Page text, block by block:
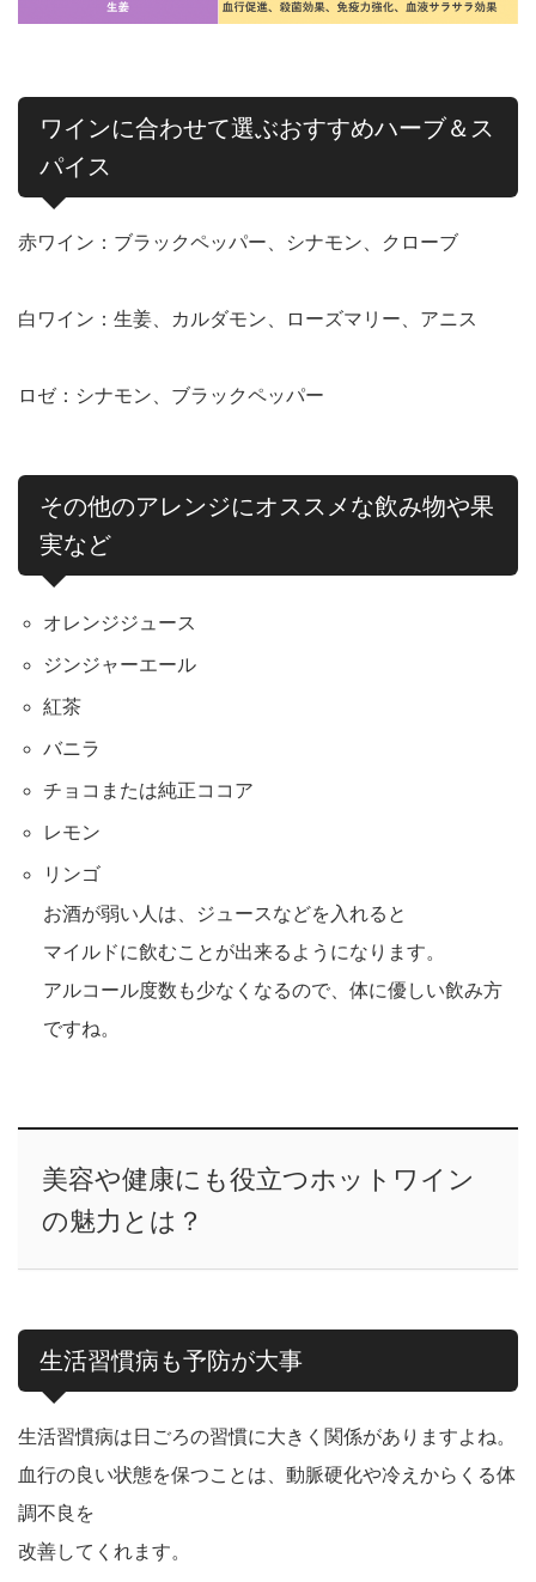
ワインに合わせて選ぶおすすめハーブ＆ス
パイス
赤ワイン：ブラックペッパー、シナモン、クローブ
白ワイン：生姜、カルダモン、ローズマリー、アニス
ロゼ：シナモン、ブラックペッパー
その他のアレンジにオススメな飲み物や果
実など
オレンジジュース
ジンジャーエール
紅茶
バニラ
チョコまたは純正ココア
レモン
リンゴ
お酒が弱い人は、ジュースなどを入れると
マイルドに飲むことが出来るようになります。
アルコール度数も少なくなるので、体に優しい飲み方
ですね。
美容や健康にも役立つホットワイン
の魅力とは？
生活習慣病も予防が大事
生活習慣病は日ごろの習慣に大きく関係がありますよね。
血行の良い状態を保つことは、動脈硬化や冷えからくる体
調不良を
改善してくれます。